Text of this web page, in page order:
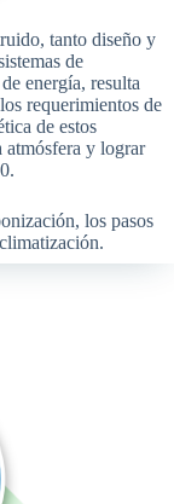
tanto diseño y
de
energía, resulta
requerimientos de
de estos
atmósfera y lograr
los pasos